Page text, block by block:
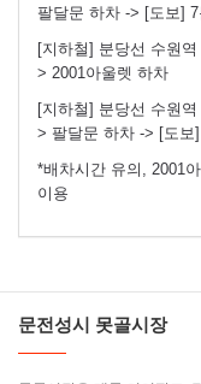
팔달문 하차 -> [도보] 7
[지하철] 분당선 수원
> 2001아울렛 하차
[지하철] 분당선 수원
> 팔달문 하차 -> [도보
*배차시간 유의, 2001
이용
문전성시 못골시장